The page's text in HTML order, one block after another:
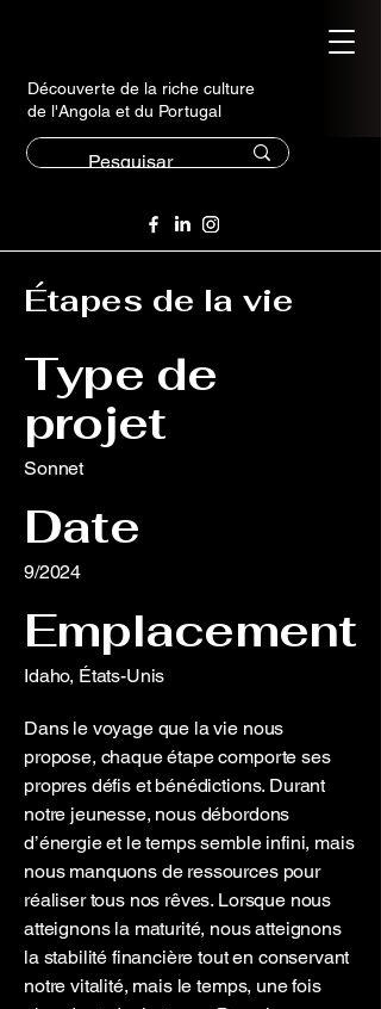
Découverte de la riche culture
de l'Angola et du Portugal
Étapes de la vie
Type de
projet
Sonnet
Date
9/2024
Emplacement
Idaho, États-Unis
Dans le voyage que la vie nous
propose, chaque étape comporte ses
propres défis et bénédictions. Durant
notre jeunesse, nous débordons
d’énergie et le temps semble infini, mais
nous manquons de ressources pour
réaliser tous nos rêves. Lorsque nous
atteignons la maturité, nous atteignons
la stabilité financière tout en conservant
notre vitalité, mais le temps, une fois